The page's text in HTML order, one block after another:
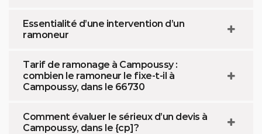
Essentialité d’une intervention d’un
ramoneur
Tarif de ramonage à Campoussy :
combien le ramoneur le fixe-t-il à
Campoussy, dans le 66730
Comment évaluer le sérieux d’un devis à
Campoussy, dans le {cp]?